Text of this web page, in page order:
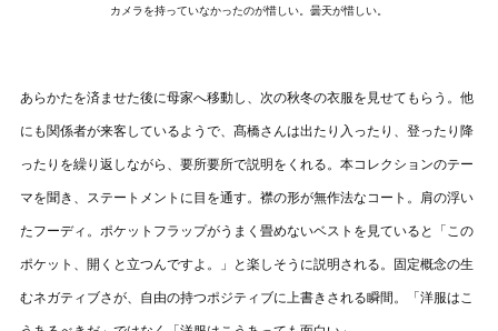
カメラを持っていなかったのが惜しい。曇天が惜しい。
あらかたを済ませた後に母家へ移動し、次の秋冬の衣服を見せてもらう。他
にも関係者が来客しているようで、髙橋さんは出たり入ったり、登ったり降
ったりを繰り返しながら、要所要所で説明をくれる。本コレクションのテー
マを聞き、ステートメントに目を通す。襟の形が無作法なコート。肩の浮い
たフーディ。ポケットフラップがうまく畳めないベストを見ていると「この
ポケット、開くと立つんですよ。」と楽しそうに説明される。固定概念の生
むネガティブさが、自由の持つポジティブに上書きされる瞬間。「洋服はこ